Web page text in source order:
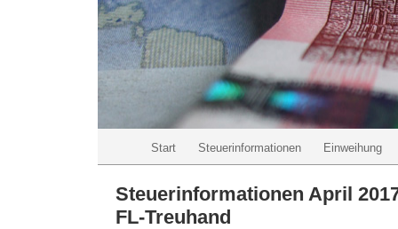
Start Steuerinformationen Einweihung
Steuerinformationen April
FL-Treuhand